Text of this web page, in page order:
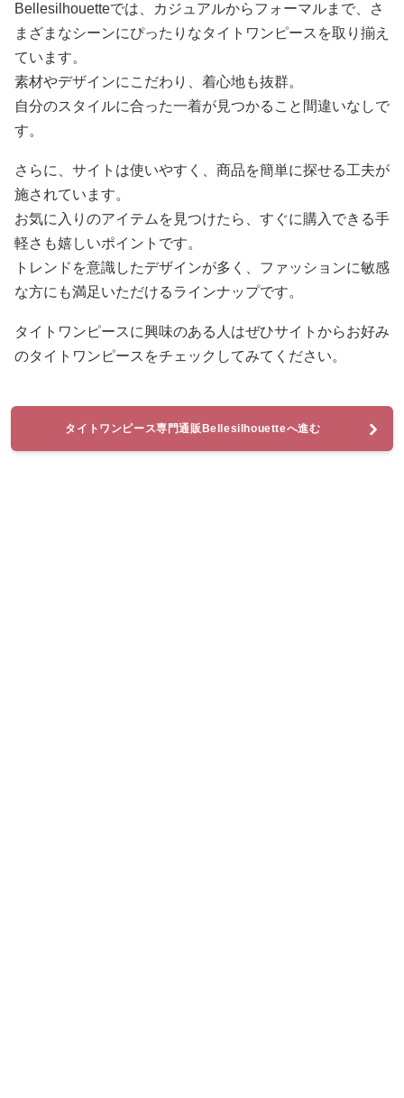
Bellesilhouetteでは、カジュアルからフォーマルまで、さ
まざまなシーンにぴったりなタイトワンピースを取り揃え
ています。
素材やデザインにこだわり、着心地も抜群。
自分のスタイルに合った一着が見つかること間違いなしで
す。
さらに、サイトは使いやすく、商品を簡単に探せる工夫が
施されています。
お気に入りのアイテムを見つけたら、すぐに購入できる手
軽さも嬉しいポイントです。
トレンドを意識したデザインが多く、ファッションに敏感
な方にも満足いただけるラインナップです。
タイトワンピースに興味のある人はぜひサイトからお好み
のタイトワンピースをチェックしてみてください。
タイトワンピース専門通販Bellesilhouetteへ進む